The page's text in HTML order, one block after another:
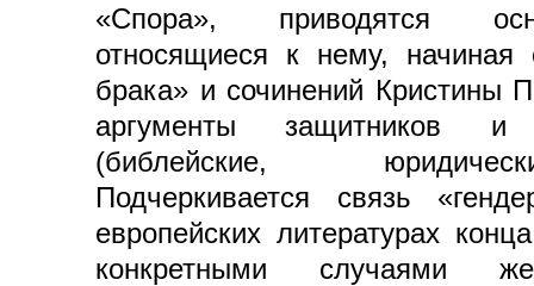
«Спора», приводятся
относящиеся к нему, начиная
брака» и сочинений Кристины
аргументы защитников и
(библейские,
Подчеркивается связь
европейских литературах
конкретными случаями